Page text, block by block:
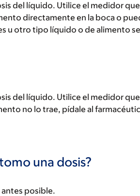
del líquido. Utilice el medidor
directamente en la boca o
u otro tipo líquido o de alimento
del líquido. Utilice el medidor
no lo trae, pídale al
una dosis?
antes posible.